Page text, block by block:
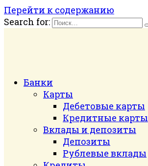
Перейти к содержанию
Search for:
Банки
Карты
Дебетовые карты
Кредитные карты
Вклады и депозиты
Депозиты
Рублевые вклады